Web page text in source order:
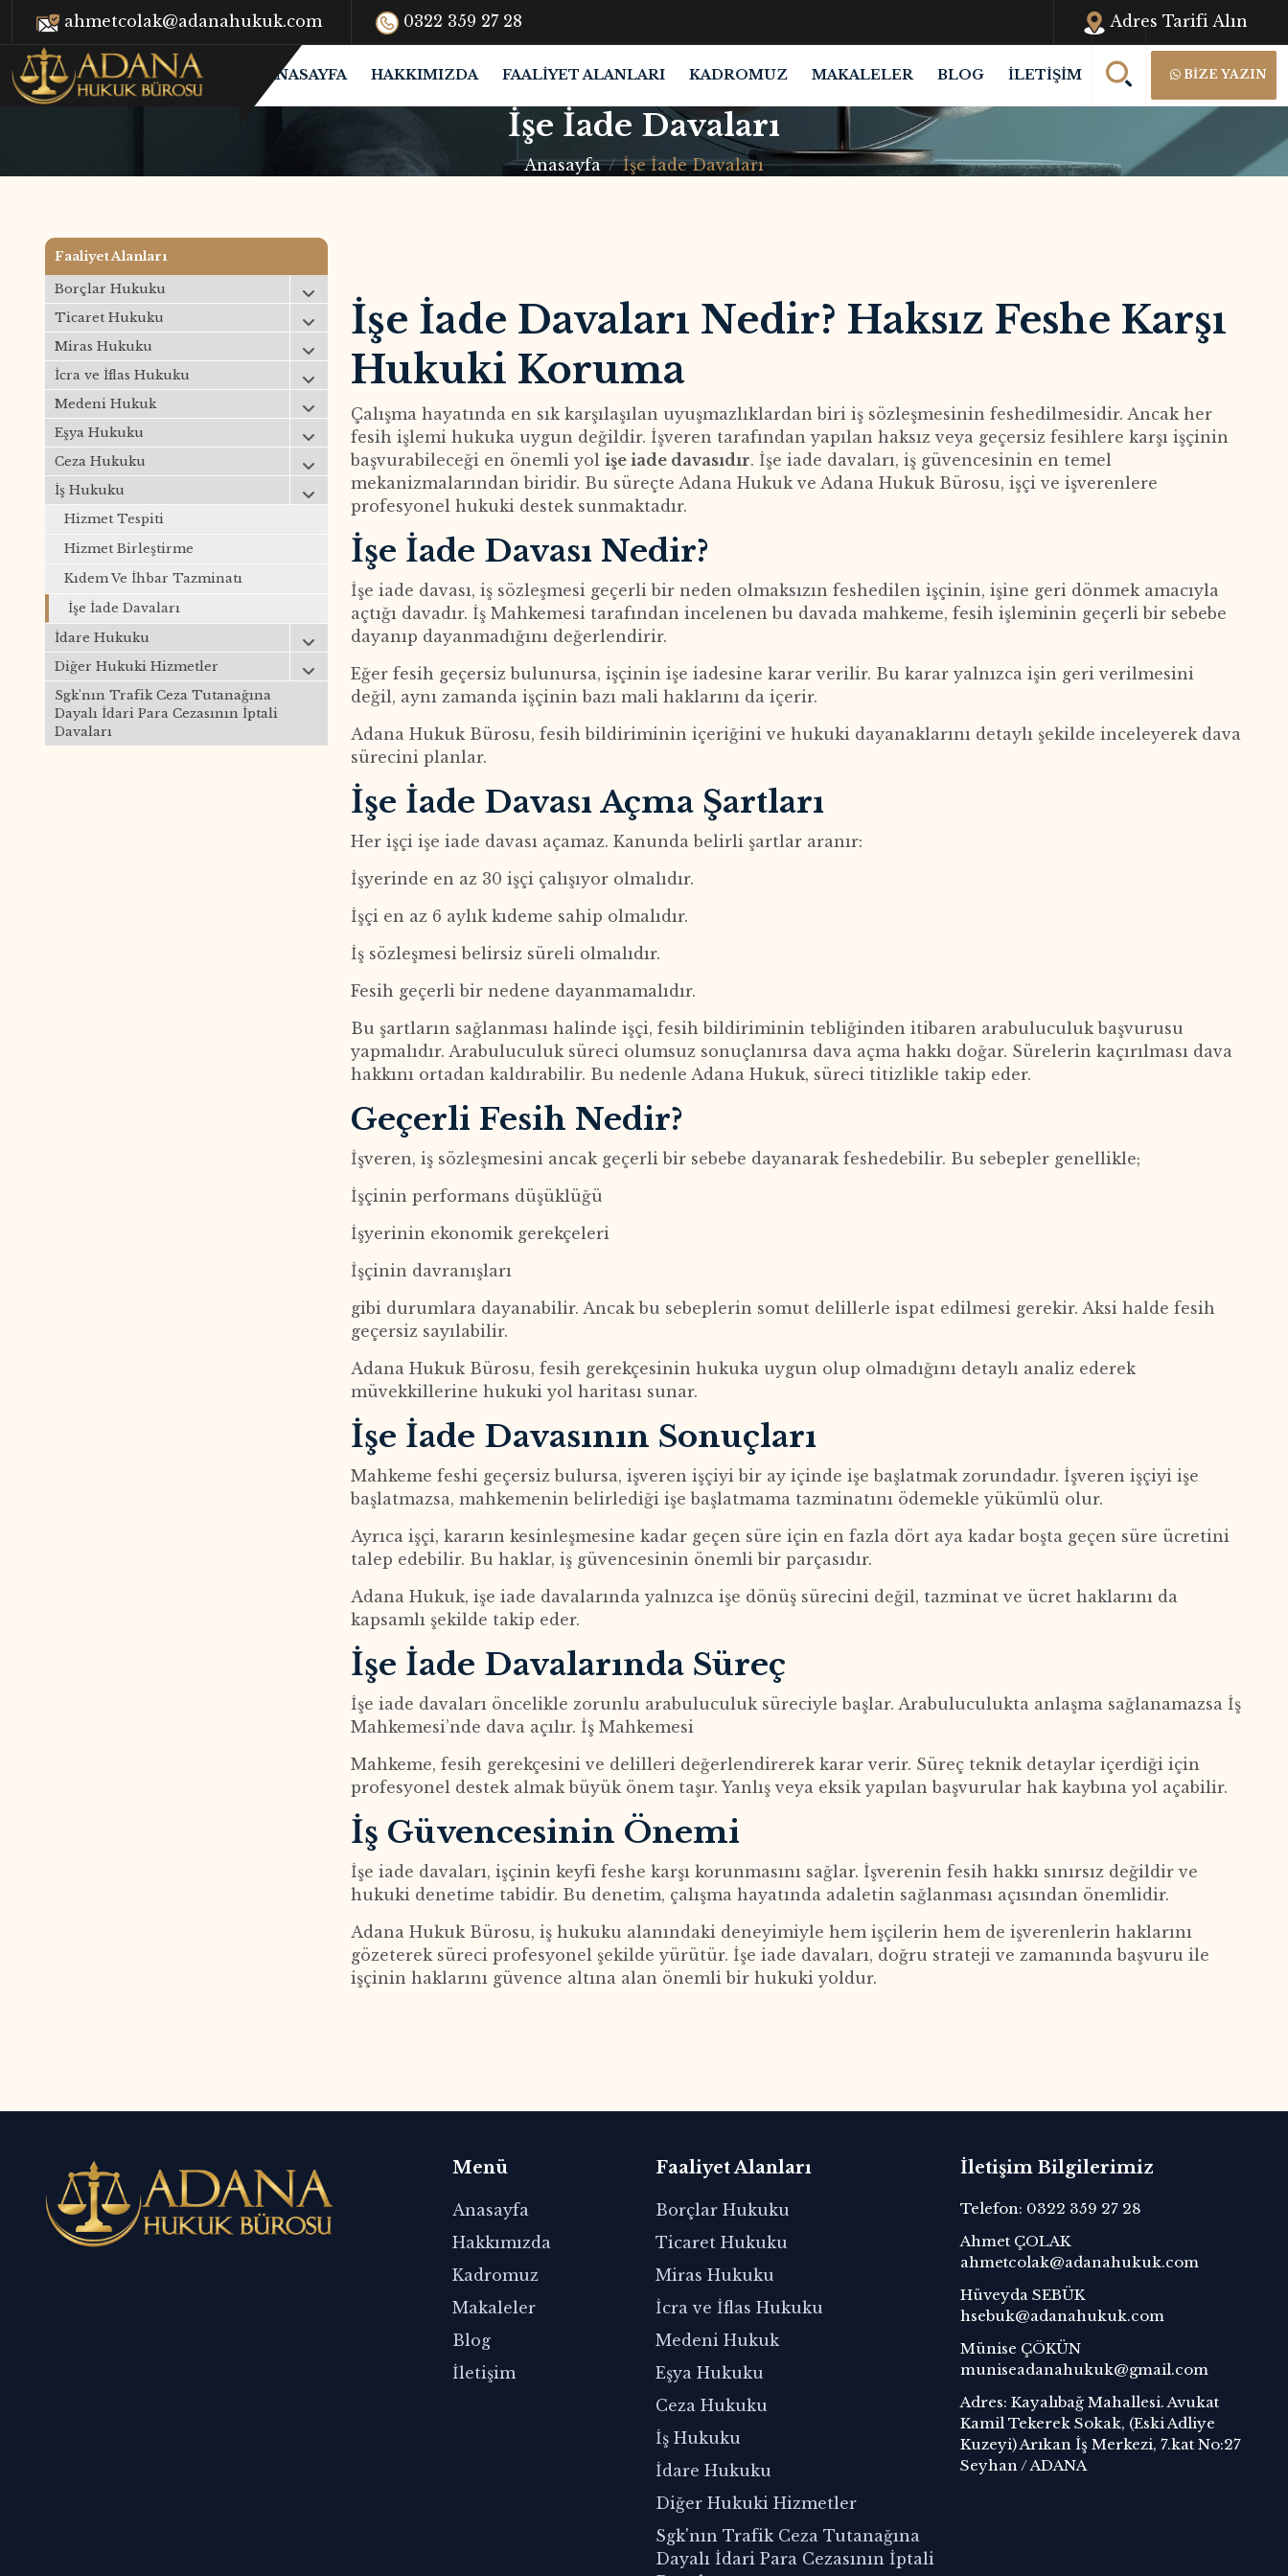
ahmetcolak@adanahukuk.com 0322 359 27 28 Adres Tarifi Alın
ANASAYFA HAKKIMIZDA FAALIYET ALANLARI KADROMUZ MAKALELER BLOG İLETIŞIM BİZE YAZIN
İşe İade Davaları
Anasayfa İşe İade Davaları
Faaliyet Alanları
Borçlar Hukuku
Ticaret Hukuku
Miras Hukuku
İcra ve İflas Hukuku
Medeni Hukuk
Eşya Hukuku
Ceza Hukuku
İş Hukuku
Hizmet Tespiti
Hizmet Birleştirme
Kıdem Ve İhbar Tazminatı
İşe İade Davaları
İdare Hukuku
Diğer Hukuki Hizmetler
Sgk'nın Trafik Ceza Tutanağına
Dayalı İdari Para Cezasının İptali
Davaları
İşe İade Davaları Nedir? Haksız Feshe Karşı
Hukuki Koruma
Çalışma hayatında en sık karşılaşılan uyuşmazlıklardan biri iş sözleşmesinin feshedilmesidir. Ancak her
fesih işlemi hukuka uygun değildir. İşveren tarafından yapılan haksız veya geçersiz fesihlere karşı işçinin
başvurabileceği en önemli yol işe iade davasıdır. İşe iade davaları, iş güvencesinin en temel
mekanizmalarından biridir. Bu süreçte Adana Hukuk ve Adana Hukuk Bürosu, işçi ve işverenlere
profesyonel hukuki destek sunmaktadır.
İşe İade Davası Nedir?
İşe iade davası, iş sözleşmesi geçerli bir neden olmaksızın feshedilen işçinin, işine geri dönmek amacıyla
açtığı davadır. İş Mahkemesi tarafından incelenen bu davada mahkeme, fesih işleminin geçerli bir sebebe
dayanıp dayanmadığını değerlendirir.
Eğer fesih geçersiz bulunursa, işçinin işe iadesine karar verilir. Bu karar yalnızca işin geri verilmesini
değil, aynı zamanda işçinin bazı mali haklarını da içerir.
Adana Hukuk Bürosu, fesih bildiriminin içeriğini ve hukuki dayanaklarını detaylı şekilde inceleyerek dava
sürecini planlar.
İşe İade Davası Açma Şartları
Her işçi işe iade davası açamaz. Kanunda belirli şartlar aranır:
İşyerinde en az 30 işçi çalışıyor olmalıdır.
İşçi en az 6 aylık kıdeme sahip olmalıdır.
İş sözleşmesi belirsiz süreli olmalıdır.
Fesih geçerli bir nedene dayanmamalıdır.
Bu şartların sağlanması halinde işçi, fesih bildiriminin tebliğinden itibaren arabuluculuk başvurusu
yapmalıdır. Arabuluculuk süreci olumsuz sonuçlanırsa dava açma hakkı doğar. Sürelerin kaçırılması dava
hakkını ortadan kaldırabilir. Bu nedenle Adana Hukuk, süreci titizlikle takip eder.
Geçerli Fesih Nedir?
İşveren, iş sözleşmesini ancak geçerli bir sebebe dayanarak feshedebilir. Bu sebepler genellikle;
İşçinin performans düşüklüğü
İşyerinin ekonomik gerekçeleri
İşçinin davranışları
gibi durumlara dayanabilir. Ancak bu sebeplerin somut delillerle ispat edilmesi gerekir. Aksi halde fesih
geçersiz sayılabilir.
Adana Hukuk Bürosu, fesih gerekçesinin hukuka uygun olup olmadığını detaylı analiz ederek
müvekkillerine hukuki yol haritası sunar.
İşe İade Davasının Sonuçları
Mahkeme feshi geçersiz bulursa, işveren işçiyi bir ay içinde işe başlatmak zorundadır. İşveren işçiyi işe
başlatmazsa, mahkemenin belirlediği işe başlatmama tazminatını ödemekle yükümlü olur.
Ayrıca işçi, kararın kesinleşmesine kadar geçen süre için en fazla dört aya kadar boşta geçen süre ücretini
talep edebilir. Bu haklar, iş güvencesinin önemli bir parçasıdır.
Adana Hukuk, işe iade davalarında yalnızca işe dönüş sürecini değil, tazminat ve ücret haklarını da
kapsamlı şekilde takip eder.
İşe İade Davalarında Süreç
İşe iade davaları öncelikle zorunlu arabuluculuk süreciyle başlar. Arabuluculukta anlaşma sağlanamazsa İş
Mahkemesi’nde dava açılır. İş Mahkemesi
Mahkeme, fesih gerekçesini ve delilleri değerlendirerek karar verir. Süreç teknik detaylar içerdiği için
profesyonel destek almak büyük önem taşır. Yanlış veya eksik yapılan başvurular hak kaybına yol açabilir.
İş Güvencesinin Önemi
İşe iade davaları, işçinin keyfi feshe karşı korunmasını sağlar. İşverenin fesih hakkı sınırsız değildir ve
hukuki denetime tabidir. Bu denetim, çalışma hayatında adaletin sağlanması açısından önemlidir.
Adana Hukuk Bürosu, iş hukuku alanındaki deneyimiyle hem işçilerin hem de işverenlerin haklarını
gözeterek süreci profesyonel şekilde yürütür. İşe iade davaları, doğru strateji ve zamanında başvuru ile
işçinin haklarını güvence altına alan önemli bir hukuki yoldur.
Menü
Anasayfa
Hakkımızda
Kadromuz
Makaleler
Blog
İletişim
Faaliyet Alanları
Borçlar Hukuku
Ticaret Hukuku
Miras Hukuku
İcra ve İflas Hukuku
Medeni Hukuk
Eşya Hukuku
Ceza Hukuku
İş Hukuku
İdare Hukuku
Diğer Hukuki Hizmetler
Sgk'nın Trafik Ceza Tutanağına
Dayalı İdari Para Cezasının İptali
İletişim Bilgilerimiz
Telefon: 0322 359 27 28
Ahmet ÇOLAK
ahmetcolak@adanahukuk.com
Hüveyda SEBÜK
hsebuk@adanahukuk.com
Münise ÇÖKÜN
muniseadanahukuk@gmail.com
Adres: Kayalıbağ Mahallesi. Avukat
Kamil Tekerek Sokak, (Eski Adliye
Kuzeyi) Arıkan İş Merkezi, 7.kat No:27
Seyhan / ADANA